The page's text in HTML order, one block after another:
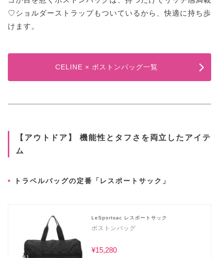
♡ショルダーストラップもついているから、快適に持ち歩
けます。
CELINE × ボストンバッグ一覧
【アウトドア】 機能性とタフさを両立したアイテ
ム
トラベルバッグの定番「レスポートサック」
LeSportsac レスポートサック
ボストンバッグ
¥15,280